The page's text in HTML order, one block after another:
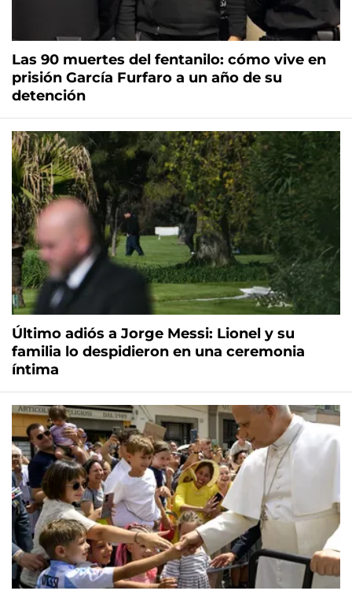
Las 90 muertes del fentanilo: cómo vive en
prisión García Furfaro a un año de su
detención
Último adiós a Jorge Messi: Lionel y su
familia lo despidieron en una ceremonia
íntima